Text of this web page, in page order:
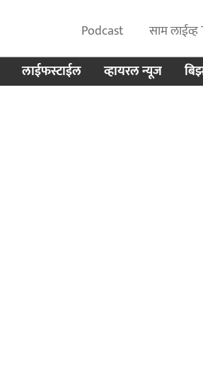
Podcast साम लाईव्ह
लाईफस्टाईल व्हायरल न्यूज